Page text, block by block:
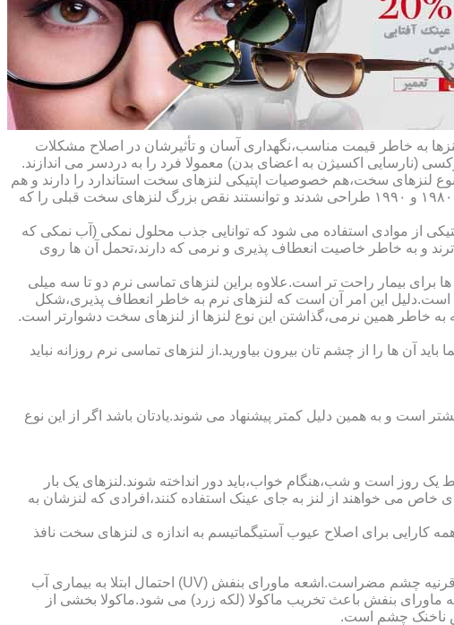
به خاطر قیمت مناسب،نگهداری آسان و تأثیرشان در اصلاح مشکلات
(نارسایی اکسیژن به اعضای بدن) معمولا فرد را به دردسر می اندازند.
لنزهای سخت،هم خصوصیات اپتیکی لنزهای سخت استاندارد را دارند و هم
راحت تر هستند.در حقیقت این لنزها که از پلیمرهای نفوذپذیر به اکسیژن ساخته شده اند،در اواخر دهه ی ۱۹۷۰ و در طول دهه های ۱۹۸۰ و ۱۹۹۰ طراحی شدند و توانستند نقص بزرگ لنزهای سخت قبلی را که
از موادی استفاده می شود که توانایی جذب محلول نمکی (آب نمکی که
و به خاطر خاصیت انعطاف پذیری و نرمی که دارند،تحمل آن ها روی
بیمار راحت تر است.علاوه براین لنزهای تماسی نرم دو تا سه میلی
است.دلیل این امر آن است که لنزهای نرم به خاطر انعطاف پذیری،شکل
به خاطر همین نرمی،گذاشتن این نوع لنزها از لنزهای سخت دشوارتر است.
ها را از چشم تان بیرون بیاورید.از لنزهای تماسی نرم روزانه نباید
است و به همین دلیل کمتر پیشنهاد می شوند.یادتان باشد اگر از این نوع
روز است و شب،هنگام خواب،باید دور انداخته شوند.لنزهای یک بار
می خواهند از لنز به جای عینک استفاده کنند،افرادی که لنزشان به
کارایی برای اصلاح عیوب آستیگماتیسم به اندازه ی لنزهای سخت نافذ
چشم و خطرات اشعه ماورای بنفش نور خورشید اشعه ماورای بنفش نور خورشید به پوست آسیب می زند.همچنین برای عدسی و قرنیه چشم مضراست.اشعه ماورای بنفش (UV) احتمال ابتلا به بیماری آب
بنفش باعث تخریب ماکولا (لکه زرد) می شود.ماکولا بخشی از
ناخنک چشم است.